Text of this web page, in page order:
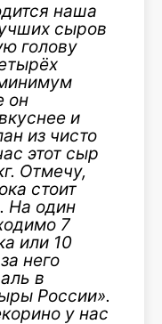
наша
сыров
голову
он
и
из чисто
этот сыр
Отмечу,
стоит
На один
7
или 10
него
в
России».
у нас